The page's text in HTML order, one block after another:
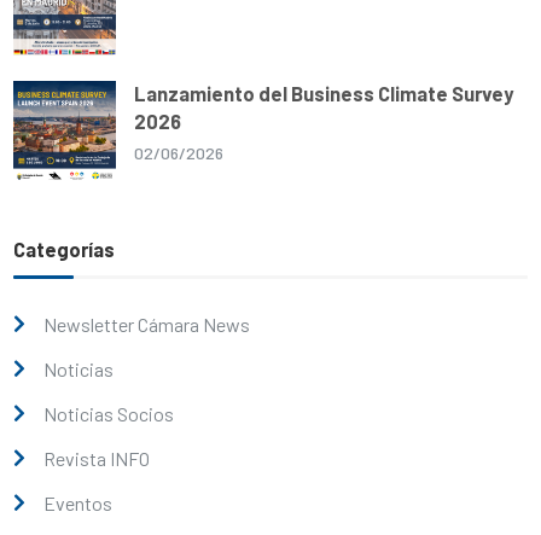
Lanzamiento del Business Climate Survey
2026
02/06/2026
Categorías
Newsletter Cámara News
Noticias
Noticias Socios
Revista INFO
Eventos